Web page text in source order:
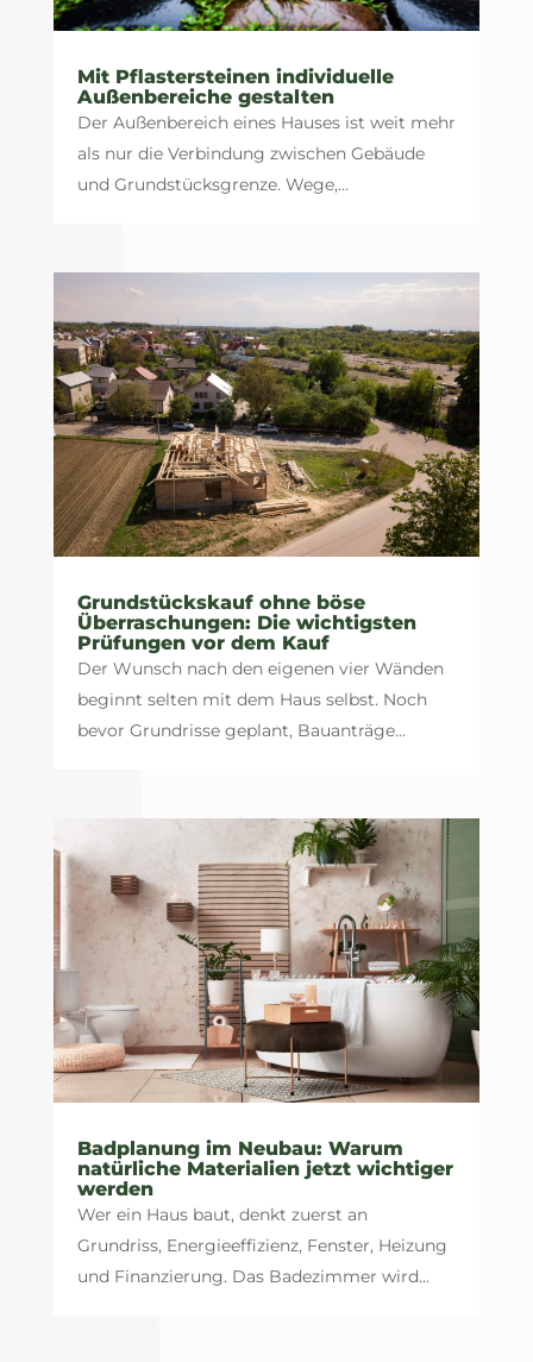
Mit Pflastersteinen individuelle
Außenbereiche gestalten
Der Außenbereich eines Hauses ist weit mehr
als nur die Verbindung zwischen Gebäude
und Grundstücksgrenze. Wege,...
Grundstückskauf ohne böse
Überraschungen: Die wichtigsten
Prüfungen vor dem Kauf
Der Wunsch nach den eigenen vier Wänden
beginnt selten mit dem Haus selbst. Noch
bevor Grundrisse geplant, Bauanträge...
Badplanung im Neubau: Warum
natürliche Materialien jetzt wichtiger
werden
Wer ein Haus baut, denkt zuerst an
Grundriss, Energieeffizienz, Fenster, Heizung
und Finanzierung. Das Badezimmer wird...